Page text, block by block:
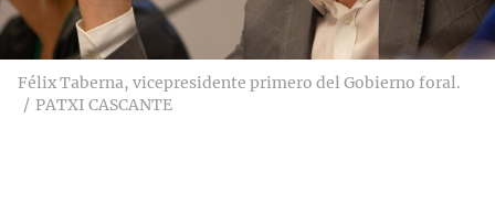
Félix Taberna, vicepresidente primero del Gobierno foral.
PATXI CASCANTE